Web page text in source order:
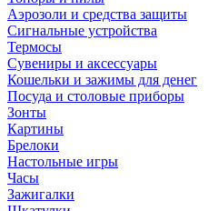
Аэрозоли и средства защиты
Сигнальные устройства
Термосы
Сувениры и аксессуары
Кошельки и зажимы для денег
Посуда и столовые приборы
Зонты
Картины
Брелоки
Настольные игры
Часы
Зажигалки